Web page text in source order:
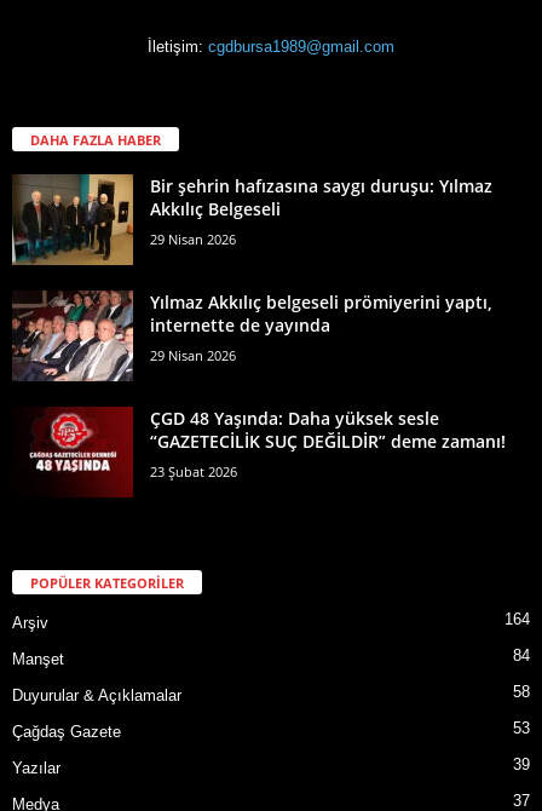
İletişim: cgdbursa1989@gmail.com
DAHA FAZLA HABER
Bir şehrin hafızasına saygı duruşu: Yılmaz
Akkılıç Belgeseli
29 Nisan 2026
Yılmaz Akkılıç belgeseli prömiyerini yaptı,
internette de yayında
29 Nisan 2026
ÇGD 48 Yaşında: Daha yüksek sesle
“GAZETECİLİK SUÇ DEĞİLDİR” deme zamanı!
23 Şubat 2026
POPÜLER KATEGORİLER
Arşiv 164
Manşet 84
Duyurular & Açıklamalar 58
Çağdaş Gazete 53
Yazılar 39
Medya 37